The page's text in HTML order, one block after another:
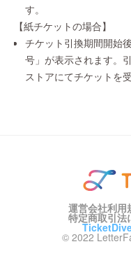
す。
【紙チケットの場合】
チケット引換期間開始
号」が表示されます。
ストアにてチケットを
運営会社利用
特定商取引法
© 2022